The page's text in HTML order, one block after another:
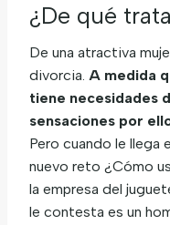
¿De qué
De una atractiva
divorcia. A medida
tiene necesidades
sensaciones por
Pero cuando le llega
nuevo reto ¿Cómo
la empresa del
le contesta es un